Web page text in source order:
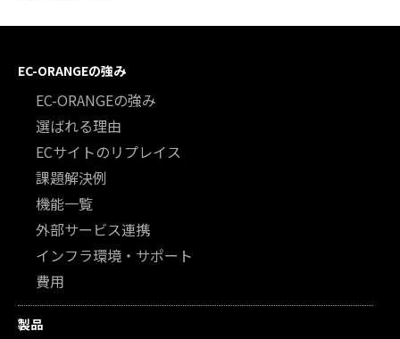
EC-ORANGEの強み
EC-ORANGEの強み
選ばれる理由
ECサイトのリプレイス
課題解決例
機能一覧
外部サービス連携
インフラ環境・サポート
費用
製品